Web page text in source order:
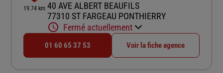
19.74 km 40 AVE ALBERT BEAUFILS
77310 ST FARGEAU PONTHIERRY
Fermé actuellement
01 60 65 37 53 Voir la fiche agence